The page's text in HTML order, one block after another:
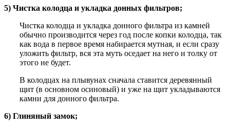
5) Чистка колодца и укладка донных фильтров;
Чистка колодца и укладка донного фильтра из камней
обычно производится через год после копки колодца, так
как вода в первое время набирается мутная, и если сразу
уложить фильтр, вся эта муть оседает на него и толку от
этого не будет.
В колодцах на плывунах сначала ставится деревянный
щит (в основном осиновый) и уже на щит укладываются
камни для донного фильтра.
6) Глиняный замок;